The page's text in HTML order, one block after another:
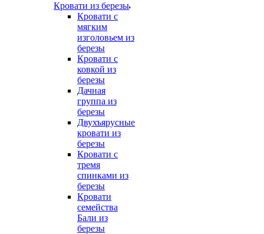
Кровати из березы
Кровати с
мягким
изголовьем из
березы
Кровати с
ковкой из
березы
Дачная
группа из
березы
Двухъярусные
кровати из
березы
Кровати с
тремя
спинками из
березы
Кровати
семейства
Бали из
березы